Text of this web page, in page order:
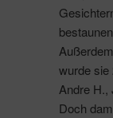
wurde sie
Andre H.,
Doch